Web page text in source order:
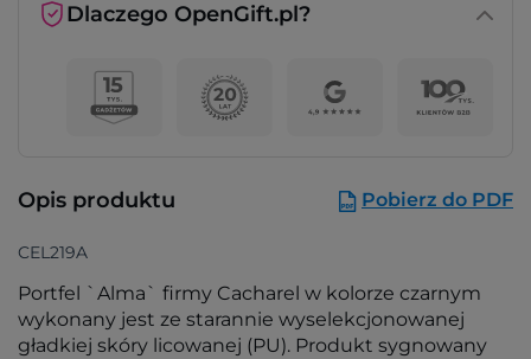
Dlaczego OpenGift.pl?
Opis produktu Pobierz do PDF
CEL219A
Portfel `Alma` firmy Cacharel w kolorze czarnym
wykonany jest ze starannie wyselekcjonowanej
gładkiej skóry licowanej (PU). Produkt sygnowany